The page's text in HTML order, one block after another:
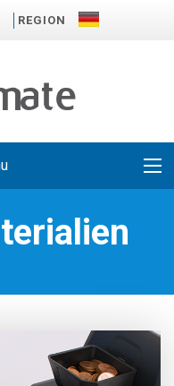
REGION